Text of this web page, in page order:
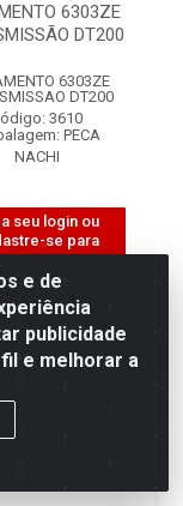
×
6303ZE
DT200
6303ZE
DT200
3610
PECA
NACHI
seu login ou
se para
preços e
comprar
e de
publicidade
e melhorar a